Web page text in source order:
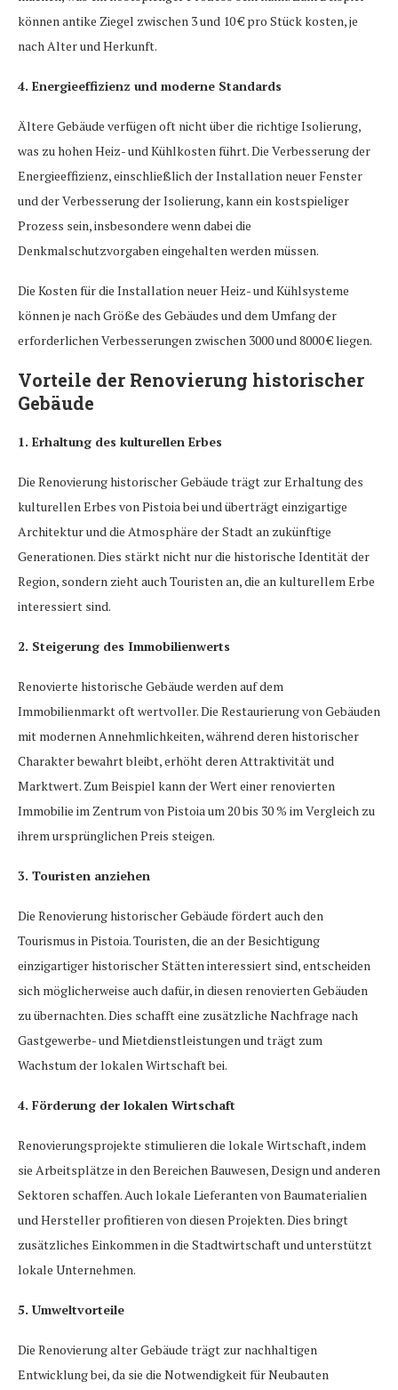
können antike Ziegel zwischen 3 und 10 € pro Stück kosten, je
nach Alter und Herkunft.
4. Energieeffizienz und moderne Standards
Ältere Gebäude verfügen oft nicht über die richtige Isolierung,
was zu hohen Heiz- und Kühlkosten führt. Die Verbesserung der
Energieeffizienz, einschließlich der Installation neuer Fenster
und der Verbesserung der Isolierung, kann ein kostspieliger
Prozess sein, insbesondere wenn dabei die
Denkmalschutzvorgaben eingehalten werden müssen.
Die Kosten für die Installation neuer Heiz- und Kühlsysteme
können je nach Größe des Gebäudes und dem Umfang der
erforderlichen Verbesserungen zwischen 3000 und 8000 € liegen.
Vorteile der Renovierung historischer
Gebäude
1. Erhaltung des kulturellen Erbes
Die Renovierung historischer Gebäude trägt zur Erhaltung des
kulturellen Erbes von Pistoia bei und überträgt einzigartige
Architektur und die Atmosphäre der Stadt an zukünftige
Generationen. Dies stärkt nicht nur die historische Identität der
Region, sondern zieht auch Touristen an, die an kulturellem Erbe
interessiert sind.
2. Steigerung des Immobilienwerts
Renovierte historische Gebäude werden auf dem
Immobilienmarkt oft wertvoller. Die Restaurierung von Gebäuden
mit modernen Annehmlichkeiten, während deren historischer
Charakter bewahrt bleibt, erhöht deren Attraktivität und
Marktwert. Zum Beispiel kann der Wert einer renovierten
Immobilie im Zentrum von Pistoia um 20 bis 30 % im Vergleich zu
ihrem ursprünglichen Preis steigen.
3. Touristen anziehen
Die Renovierung historischer Gebäude fördert auch den
Tourismus in Pistoia. Touristen, die an der Besichtigung
einzigartiger historischer Stätten interessiert sind, entscheiden
sich möglicherweise auch dafür, in diesen renovierten Gebäuden
zu übernachten. Dies schafft eine zusätzliche Nachfrage nach
Gastgewerbe- und Mietdienstleistungen und trägt zum
Wachstum der lokalen Wirtschaft bei.
4. Förderung der lokalen Wirtschaft
Renovierungsprojekte stimulieren die lokale Wirtschaft, indem
sie Arbeitsplätze in den Bereichen Bauwesen, Design und anderen
Sektoren schaffen. Auch lokale Lieferanten von Baumaterialien
und Hersteller profitieren von diesen Projekten. Dies bringt
zusätzliches Einkommen in die Stadtwirtschaft und unterstützt
lokale Unternehmen.
5. Umweltvorteile
Die Renovierung alter Gebäude trägt zur nachhaltigen
Entwicklung bei, da sie die Notwendigkeit für Neubauten